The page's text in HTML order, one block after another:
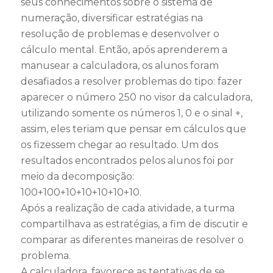
numeração, diversificar estratégias na
resolução de problemas e desenvolver o
cálculo mental. Então, após aprenderem a
manusear a calculadora, os alunos foram
desafiados a resolver problemas do tipo: fazer
aparecer o número 250 no visor da calculadora,
utilizando somente os números 1, 0 e o sinal +,
assim, eles teriam que pensar em cálculos que
os fizessem chegar ao resultado. Um dos
resultados encontrados pelos alunos foi por
meio da decomposição:
100+100+10+10+10+10+10.
Após a realização de cada atividade, a turma
compartilhava as estratégias, a fim de discutir e
comparar as diferentes maneiras de resolver o
problema.